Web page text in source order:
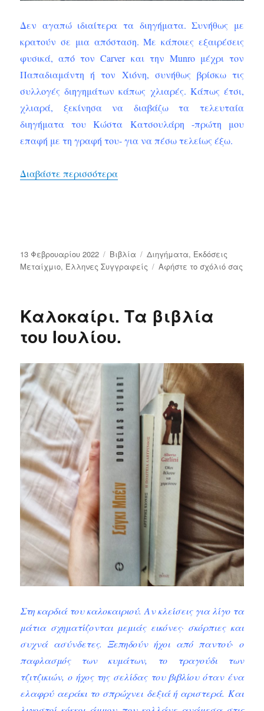
Δεν αγαπώ ιδιαίτερα τα διηγήματα. Συνήθως με
κρατούν σε μια απόσταση. Με κάποιες εξαιρέσεις
φυσικά, από τον Carver και την Munro μέχρι τον
Παπαδιαμάντη ή τον Χιόνη, συνήθως βρίσκω τις
συλλογές διηγημάτων κάπως χλιαρές. Κάπως έτσι,
χλιαρά, ξεκίνησα να διαβάζω τα τελευταία
διηγήματα του Κώστα Κατσουλάρη -πρώτη μου
επαφή με τη γραφή του- για να πέσω τελείως έξω.
Διαβάστε περισσότερα
Δημοσιεύτηκε
την
13 Φεβρουαρίου 2022 Κατηγορίες
Bιβλία Ετικέτες
Διηγήματα, Εκδόσεις
Μεταίχμιο, Έλληνες Συγγραφείς Αφήστε το σχόλιό σας
Καλοκαίρι. Τα βιβλία
του Ιουλίου.
Στη καρδιά του καλοκαιριού. Αν κλείσεις για λίγο τα
μάτια σχηματίζονται μεμιάς εικόνες· σκόρπιες και
συχνά ασύνδετες. Ξεπηδούν ήχοι από παντού· ο
παφλασμός των κυμάτων, το τραγούδι των
τζιτζικιών, ο ήχος της σελίδας του βιβλίου όταν ένα
ελαφρύ αεράκι το σπρώχνει δεξιά ή αριστερά. Και